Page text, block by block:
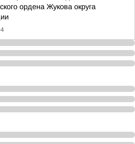
ордена Жукова округа